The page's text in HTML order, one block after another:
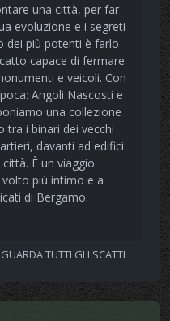
una città, per far
evoluzione e i segreti
dei più potenti è farlo
capace di fermare
e veicoli. Con
Angoli Nascosti e
una collezione
tra i binari dei vecchi
davanti ad edifici
È un viaggio
più intimo e a
di Bergamo.
GUARDA TUTTI GLI SCATTI